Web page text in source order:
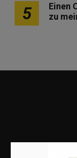
5
Einen
zu